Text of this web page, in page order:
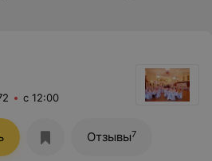
с 12:00
Отзывы7